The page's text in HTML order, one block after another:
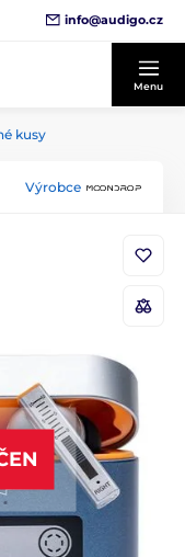
info@audigo.cz
Menu
kusy
Výrobce